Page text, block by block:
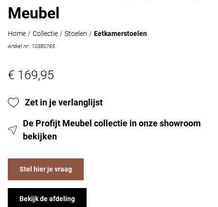
Meubel
Home / Collectie / Stoelen / Eetkamerstoelen
Artikel nr.: 10380765
€ 169,95
Zet in je verlanglijst
De Profijt Meubel collectie in onze showroom
bekijken
Stel hier je vraag
Bekijk de afdeling